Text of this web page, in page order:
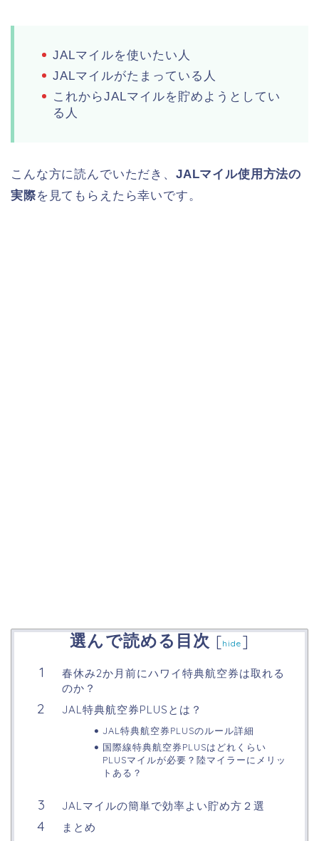
JALマイルを使いたい人
JALマイルがたまっている人
これからJALマイルを貯めようとしてい
る人
こんな方に読んでいただき、 JALマイル使用方法の
実際を見てもらえたら幸いです。
選んで読める目次 [hide ]
春休み2か月前にハワイ特典航空券は取れる
のか？
JAL特典航空券PLUSとは？
JAL特典航空券PLUSのルール詳細
国際線特典航空券PLUSはどれくらい
PLUSマイルが必要？陸マイラーにメリッ
トある？
JALマイルの簡単で効率よい貯め方２選
まとめ